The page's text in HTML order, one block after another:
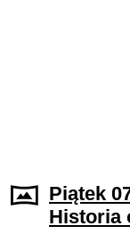
Piątek
Historia